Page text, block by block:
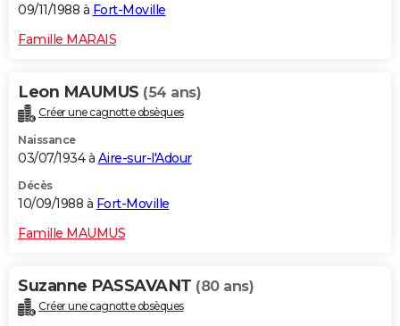
09/11/1988 à Fort-Moville
Famille MARAIS
Leon MAUMUS (54 ans)
Créer une cagnotte obsèques
Naissance
03/07/1934 à Aire-sur-l'Adour
Décès
10/09/1988 à Fort-Moville
Famille MAUMUS
Suzanne PASSAVANT (80 ans)
Créer une cagnotte obsèques